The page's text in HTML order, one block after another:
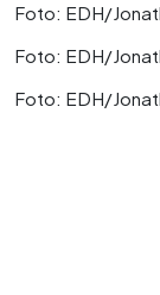
Foto: EDH/
Foto: EDH/
Foto: EDH/